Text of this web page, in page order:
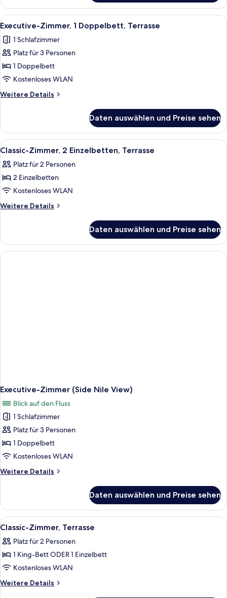
Zimmer
(Superior,
Front
View)
Alle
Fotos
für
Executive-
Zimmer,
1
Doppelbett,
Terrasse
Executive-Zimmer, 1 Doppelbett,
10
Executive-Zimmer, 1 Doppelbett, Terrasse
1 Schlafzimmer
Platz für 3 Personen
1 Doppelbett
Kostenloses WLAN
Weitere Details
Weitere
Zimmer,
Doppelbett,
Daten auswählen und Preise sehen
Alle
Fotos
für
Classic-
Zimmer,
2 Einzelbetten,
Minibar, Zimmersafe, Schreibtisch,
11
Classic-Zimmer, 2 Einzelbetten, Terrasse
Platz für 2 Personen
2 Einzelbetten
Kostenloses WLAN
Weitere Details
Weitere
Zimmer,
2 Einzelbetten,
Terrasse
Daten auswählen und Preise sehen
Executive-Zimmer (Side Nile View)
Blick auf den Fluss
1 Schlafzimmer
Platz für 3 Personen
1 Doppelbett
Kostenloses WLAN
Weitere Details
Weitere
Zimmer
(Side
Nile
Daten auswählen und Preise sehen
Alle
Fotos
für
Classic-
Zimmer,
Terrasse
Minibar, Zimmersafe, Schreibtisch,
7
Classic-Zimmer, Terrasse
Platz für 2 Personen
1 King-Bett ODER 1 Einzelbett
Kostenloses WLAN
Weitere Details
Weitere